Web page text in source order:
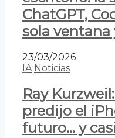
ChatGPT,
sola
23/03/2026
IA Noticias
Ray
predijo el
futuro… y